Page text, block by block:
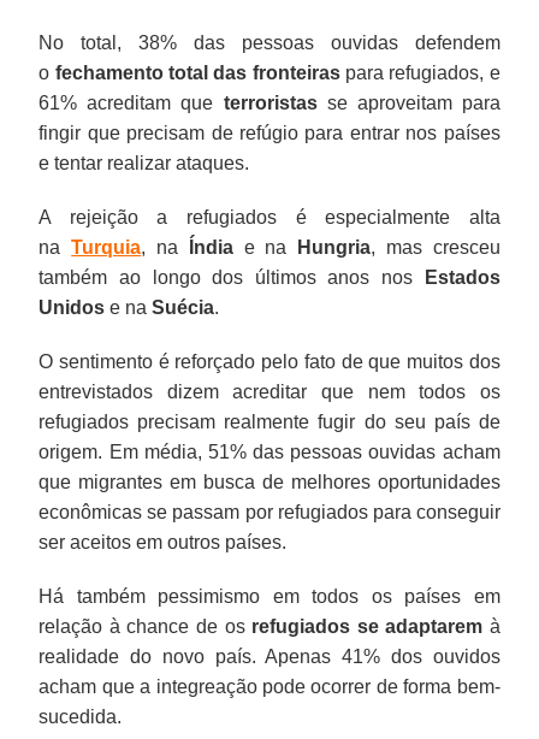
No total, 38% das pessoas ouvidas defendem
o fechamento total das fronteiraspara refugiados, e
61% acreditam que terroristasse aproveitam para
fingir que precisam de refúgio para entrar nos países
e tentar realizar ataques.
A rejeição a refugiados é especialmente alta
naTurquia, na Índiae na Hungria, mas cresceu
também ao longo dos últimos anos nos
Estados
Unidos e naSuécia.
O sentimento é reforçado pelo fato de que muitos dos
entrevistados dizem acreditar que nem todos os
refugiados precisam realmente fugir do seu país de
origem. Em média, 51% das pessoas ouvidas acham
que migrantes em busca de melhores oportunidades
econômicas se passam por refugiados para conseguir
ser aceitos em outros países.
Há também pessimismo em todos os países em
relação à chance de os refugiados se adaptarem à
realidade do novo país. Apenas 41% dos ouvidos
acham que a integreação pode ocorrer de forma bem-
sucedida.